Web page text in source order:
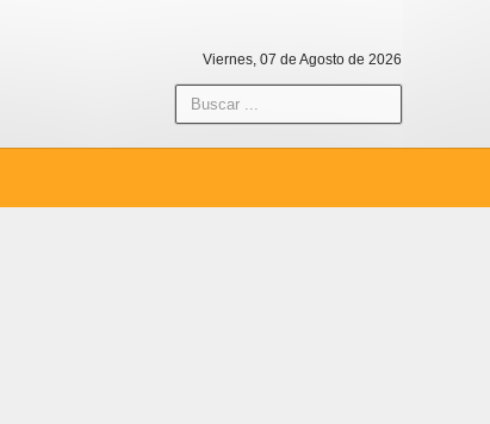
Viernes, 07 de Agosto de 2026